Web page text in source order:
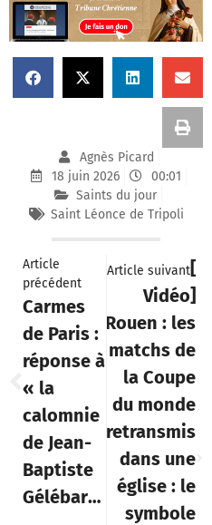
Agnès Picard
18 juin 2026
00:01
Saints du jour
Saint Léonce de Tripoli
Article
précédent
Carmes
de Paris :
réponse à
« la
calomnie
de Jean-
Baptiste
Gélébart »
Article suivant[
Vidéo]
Rouen : les
matchs de
la Coupe
du monde
retransmis
dans une
église : le
symbole